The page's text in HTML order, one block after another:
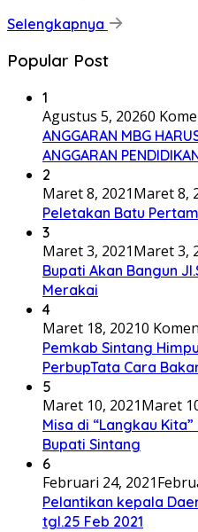
Selengkapnya
Popular Post
1
Agustus 5, 20260
ANGGARAN MBG
ANGGARAN
2
Maret 8, 2021Maret 8,
Peletakan Batu
3
Maret 3, 2021Maret 3,
Bupati Akan Bangun
Merakai
4
Maret 18, 20210
Pemkab Sintang
PerbupTata Cara
5
Maret 10, 2021Maret
Misa di “Langkau
Bupati Sintang
6
Februari 24, 2021
Pelantikan kepala
tgl.25 Feb 2021